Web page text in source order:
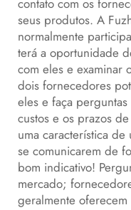
contato com os
seus produtos. A
normalmente
terá a oportunidade
com eles e examinar
dois fornecedores
eles e faça
custos e os prazos
uma característica
se comunicarem de
bom indicativo!
mercado;
geralmente